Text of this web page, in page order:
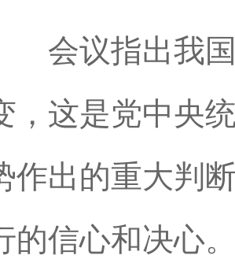
会议指出我国
，这是党中央
作出的重大判
的信心和决心